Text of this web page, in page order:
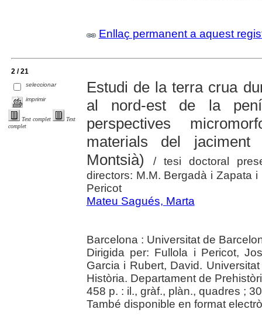
Enllaç permanent a aquest
2 / 21
seleccionar
imprimir
Text complet
Text
complet
Estudi de la terra crua
al nord-est de la
perspectives
materials del
Montsià)
/ tesi doctoral
directors: M.M. Bergadà i Zapata
Pericot
Mateu Sagués, Marta
Barcelona : Universitat de
Dirigida per: Fullola i Pericot,
Garcia i Rubert, David.
Història. Departament de
458 p. : il., gràf., plàn., quadres ;
També disponible en format